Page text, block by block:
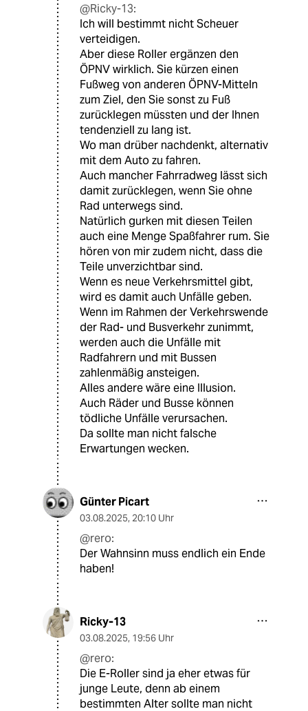
@Ricky-13:
Ich will bestimmt nicht Scheuer
verteidigen.
Aber diese Roller ergänzen den
ÖPNV wirklich. Sie kürzen einen
Fußweg von anderen ÖPNV-Mitteln
zum Ziel, den Sie sonst zu Fuß
zurücklegen müssten und der Ihnen
tendenziell zu lang ist.
Wo man drüber nachdenkt, alternativ
mit dem Auto zu fahren.
Auch mancher Fahrradweg lässt sich
damit zurücklegen, wenn Sie ohne
Rad unterwegs sind.
Natürlich gurken mit diesen Teilen
auch eine Menge Spaßfahrer rum. Sie
hören von mir zudem nicht, dass die
Teile unverzichtbar sind.
Wenn es neue Verkehrsmittel gibt,
wird es damit auch Unfälle geben.
Wenn im Rahmen der Verkehrswende
der Rad- und Busverkehr zunimmt,
werden auch die Unfälle mit
Radfahrern und mit Bussen
zahlenmäßig ansteigen.
Alles andere wäre eine Illusion.
Auch Räder und Busse können
tödliche Unfälle verursachen.
Da sollte man nicht falsche
Erwartungen wecken.
Günter Picart
03.08.2025, 20:10 Uhr
@rero:
Der Wahnsinn muss endlich ein Ende
haben!
Ricky-13
03.08.2025, 19:56 Uhr
@rero:
Die E-Roller sind ja eher etwas für
junge Leute, denn ab einem
bestimmten Alter sollte man nicht